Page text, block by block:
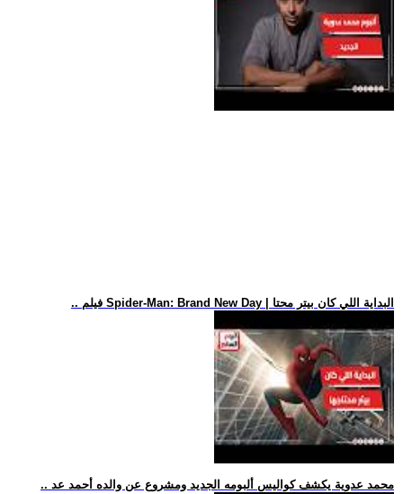
.. فيلم Spider-Man: Brand New Day | البداية اللي كان بيتر محتا
.. محمد عدوية يكشف كواليس ألبومه الجديد ومشروع عن والده أحمد عد